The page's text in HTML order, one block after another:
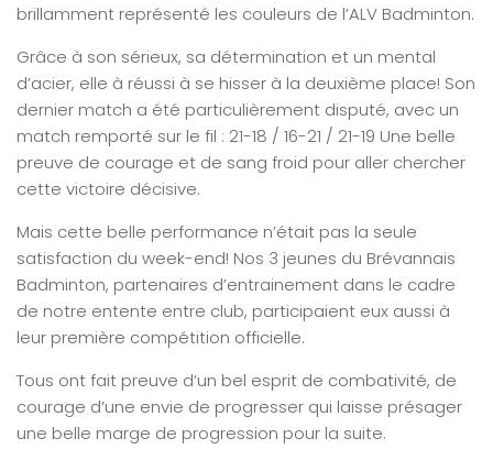
brillamment représenté les couleurs de l’ALV Badminton.
Grâce à son sérieux, sa détermination et un mental
d’acier, elle à réussi à se hisser à la deuxième place! Son
dernier match a été particulièrement disputé, avec un
match remporté sur le fil : 21-18 / 16-21 / 21-19 Une belle
preuve de courage et de sang froid pour aller chercher
cette victoire décisive.
Mais cette belle performance n’était pas la seule
satisfaction du week-end! Nos 3 jeunes du Brévannais
Badminton, partenaires d’entrainement dans le cadre
de notre entente entre club, participaient eux aussi à
leur première compétition officielle.
Tous ont fait preuve d’un bel esprit de combativité, de
courage d’une envie de progresser qui laisse présager
une belle marge de progression pour la suite.